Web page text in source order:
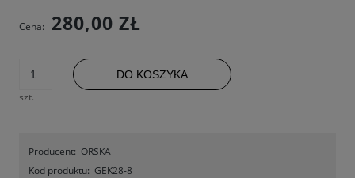
Cena: 280,00 ZŁ
szt.
DO KOSZYKA
Producent: ORSKA
Kod produktu: GEK28-8